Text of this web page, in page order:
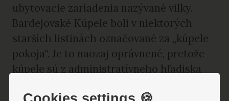
ubytovacie zariadenia nazývané vilky.
Bardejovské Kúpele boli v niektorých
starších listinách označované za „kúpele
pokoja“. Je to naozaj oprávnené, pretože
kúpele sú z administratívneho hľadiska